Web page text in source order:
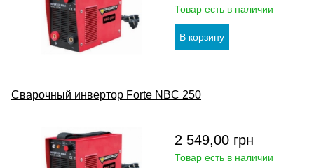
Товар есть в наличии
Сварочный инвертор Forte NBC 250
2 549,00 грн
Товар есть в наличии